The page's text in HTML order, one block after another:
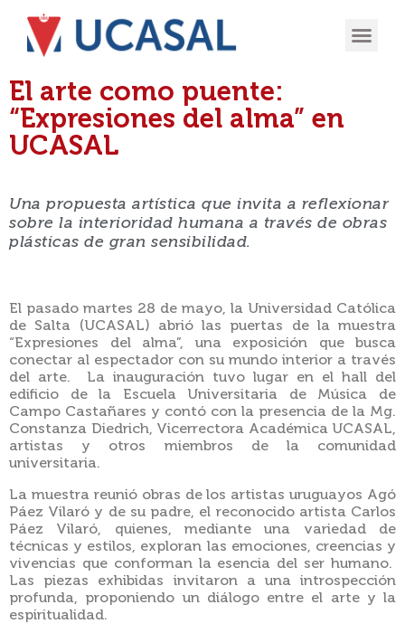
El arte como puente:
“Expresiones del alma” en
UCASAL
Una propuesta artística que invita a reflexionar
sobre la interioridad humana a través de obras
plásticas de gran sensibilidad.
El pasado martes 28 de mayo, la Universidad Católica
de Salta (UCASAL) abrió las puertas de la muestra
“Expresiones del alma”, una exposición que busca
conectar al espectador con su mundo interior a través
del arte. La inauguración tuvo lugar en el hall del
edificio de la Escuela Universitaria de Música de
Campo Castañares y contó con la presencia de la Mg.
Constanza Diedrich, Vicerrectora Académica UCASAL,
artistas y otros miembros de la comunidad
universitaria.
La muestra reunió obras de los artistas uruguayos Agó
Páez Vilaró y de su padre, el reconocido artista Carlos
Páez Vilaró, quienes, mediante una variedad de
técnicas y estilos, exploran las emociones, creencias y
vivencias que conforman la esencia del ser humano.
Las piezas exhibidas invitaron a una introspección
profunda, proponiendo un diálogo entre el arte y la
espiritualidad.